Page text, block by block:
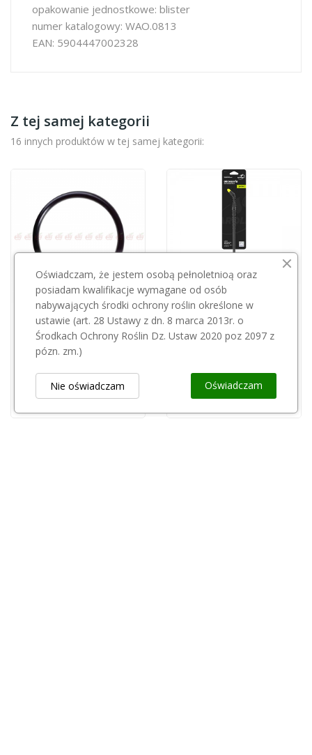
opakowanie jednostkowe: blister
numer katalogowy: WAO.0813
EAN: 5904447002328
Z tej samej kategorii
16 innych produktów w tej samej kategorii:
KWAZAR
Kwazar oring pompy Orion 46x5 WAO.1107
4,50 zł
Przepraszamy, ten produkt
jest niedostępny.
42,00 zł
Oświadczam, że jestem osobą pełnoletnioą oraz
posiadam kwalifikacje wymagane od osób
nabywających środki ochrony roślin określone w
ustawie (art. 28 Ustawy z dn. 8 marca 2013r. o
Środkach Ochrony Roślin Dz. Ustaw 2020 poz 2097 z
pózn. zm.)
Oświadczam
Nie oświadczam